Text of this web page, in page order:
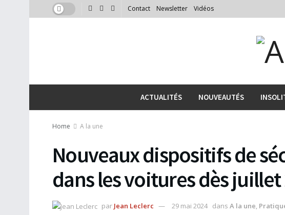
Contact Newsletter Vidéos
ACTUALITÉS NOUVEAUTÉS
Home A la une
Nouveaux dispositifs de
dans les voitures dès juillet
par Jean Leclerc 29 mai 2024 dans A la une,